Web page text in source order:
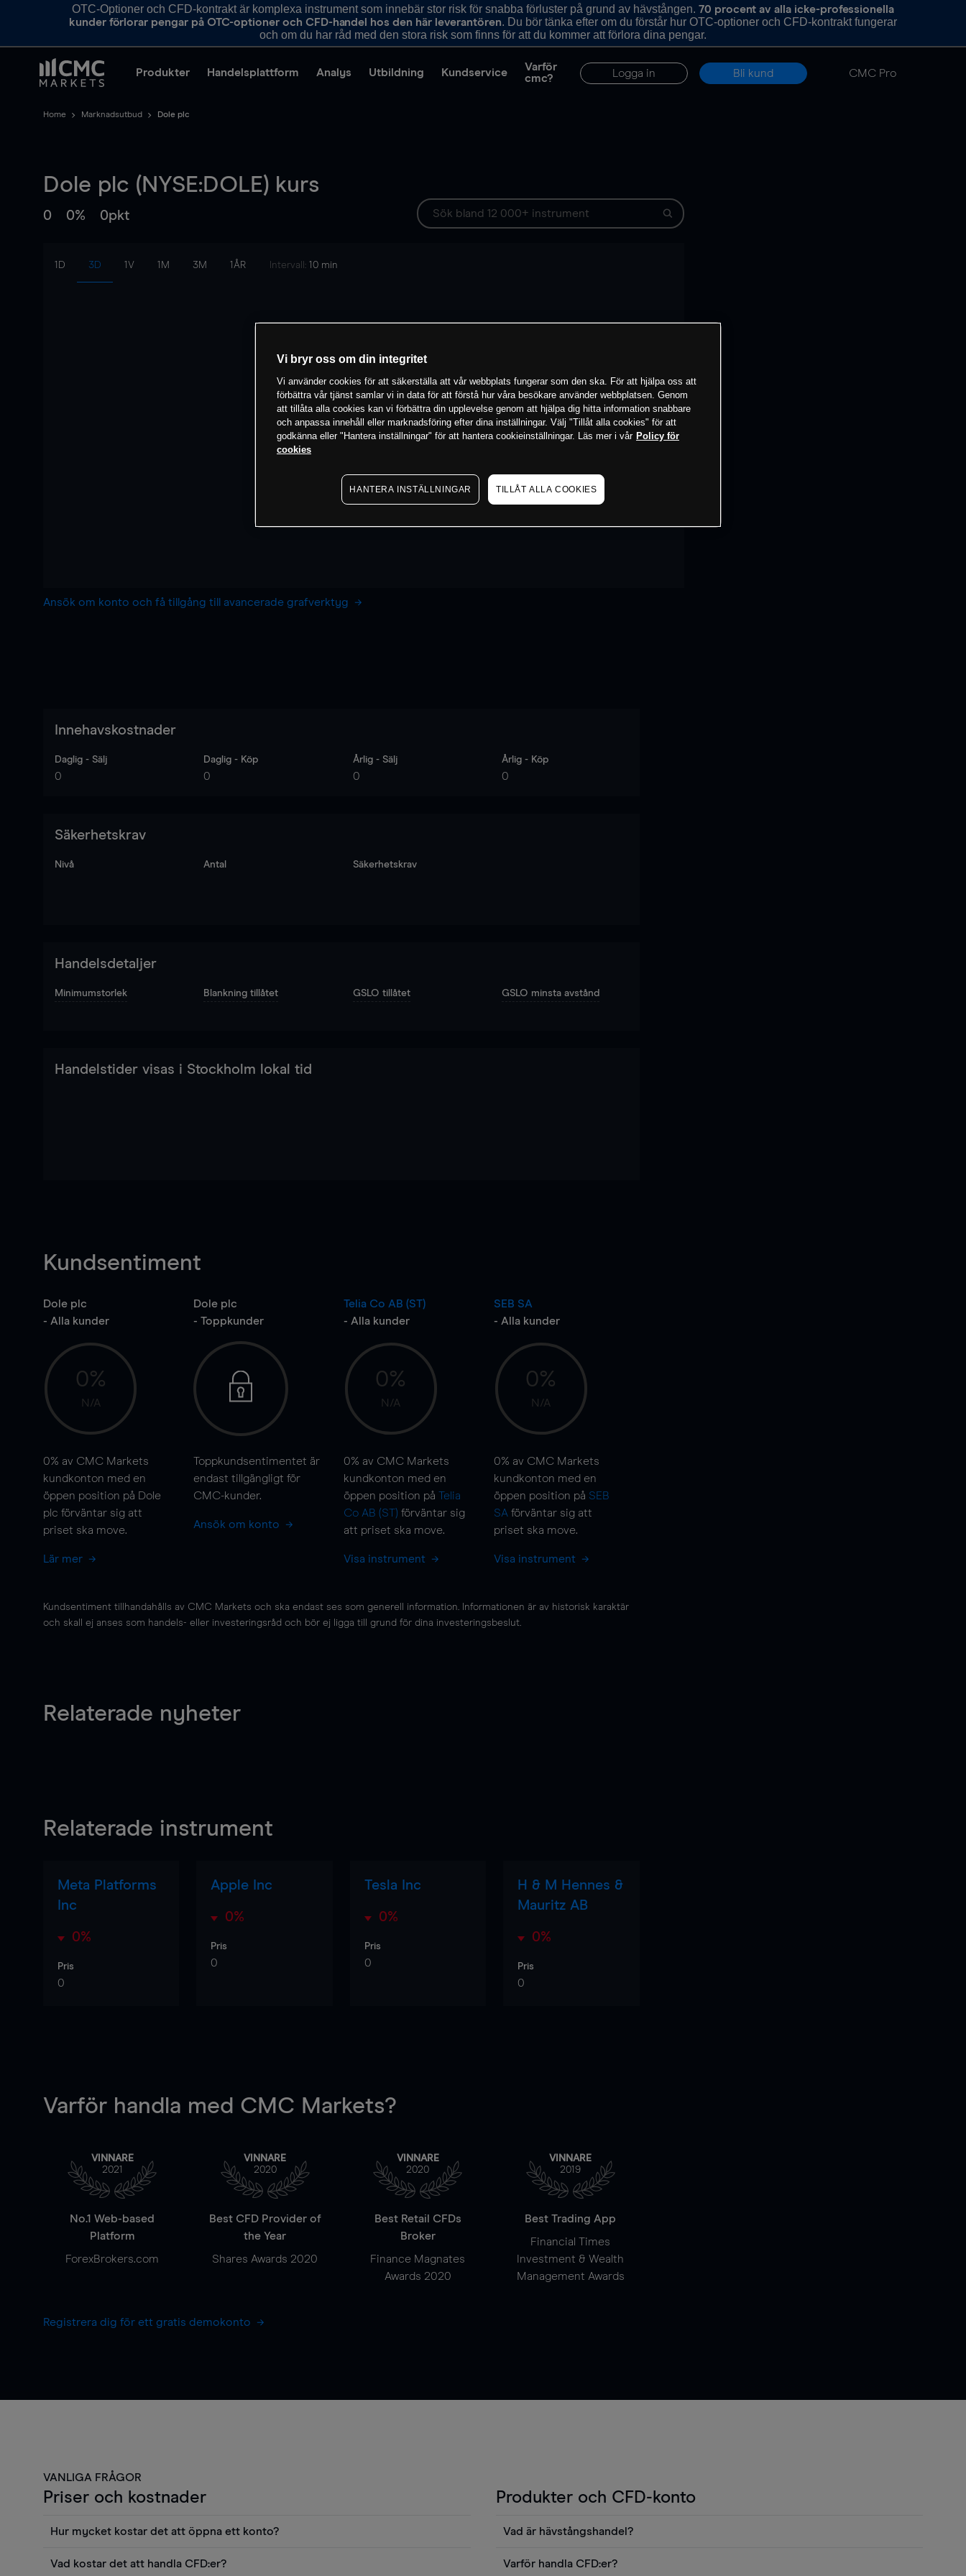
OTC-Optioner och CFD-kontrakt är komplexa instrument som innebär stor risk för snabba förluster på grund av hävstången. 70 procent av alla icke-professionella
kunder förlorar pengar på OTC-optioner och CFD-handel hos den här leverantören. Du bör tänka efter om du förstår hur OTC-optioner och CFD-kontrakt fungerar
och om du har råd med den stora risk som finns för att du kommer att förlora dina pengar.
Produkter Handelsplattform Analys Utbildning Kundservice
Varför
cmc?
Logga in Bli kund CMC Pro
Home Marknadsutbud Dole plc
Dole plc (NYSE:DOLE) kurs
0 0% 0pkt
1D 3D 1V 1M 3M 1ÅR Intervall: 10 min
Ansök om konto och få tillgång till avancerade grafverktyg
Innehavskostnader
Daglig - Sälj
0
Daglig - Köp
0
Årlig - Sälj
0
Årlig - Köp
0
Säkerhetskrav
Nivå Antal Säkerhetskrav
Handelsdetaljer
Minimumstorlek Blankning tillåtet GSLO tillåtet GSLO minsta avstånd
Handelstider visas i Stockholm lokal tid
Kundsentiment
Dole plc
- Alla kunder
0%
N/A
0% av CMC Markets
kundkonton med en
öppen position på Dole
plc förväntar sig att
priset ska move.
Lär mer
Dole plc
- Toppkunder
Toppkundsentimentet är
endast tillgängligt för
CMC-kunder.
Ansök om konto
Telia Co AB (ST)
- Alla kunder
0%
N/A
0% av CMC Markets
kundkonton med en
öppen position på Telia
Co AB (ST) förväntar sig
att priset ska move.
Visa instrument
SEB SA
- Alla kunder
0%
N/A
0% av CMC Markets
kundkonton med en
öppen position på SEB
SA förväntar sig att
priset ska move.
Visa instrument
Kundsentiment tillhandahålls av CMC Markets och ska endast ses som generell information. Informationen är av historisk karaktär
och skall ej anses som handels- eller investeringsråd och bör ej ligga till grund för dina investeringsbeslut.
Relaterade nyheter
Relaterade instrument
Meta Platforms
Inc
0%
Pris
0
Apple Inc
0%
Pris
0
Tesla Inc
0%
Pris
0
H & M Hennes &
Mauritz AB
0%
Pris
0
Varför handla med CMC Markets?
VINNARE
2021
No.1 Web-based
Platform
ForexBrokers.com
VINNARE
2020
Best CFD Provider of
the Year
Shares Awards 2020
VINNARE
2020
Best Retail CFDs
Broker
Finance Magnates
Awards 2020
VINNARE
2019
Best Trading App
Financial Times
Investment & Wealth
Management Awards
Registrera dig för ett gratis demokonto
VANLIGA FRÅGOR
Priser och kostnader
Hur mycket kostar det att öppna ett konto?
Vad kostar det att handla CFD:er?
Produkter och CFD-konto
Vad är hävstångshandel?
Varför handla CFD:er?
Vi bryr oss om din integritet
Vi använder cookies för att säkerställa att vår webbplats fungerar som den ska. För att hjälpa oss att
förbättra vår tjänst samlar vi in data för att förstå hur våra besökare använder webbplatsen. Genom
att tillåta alla cookies kan vi förbättra din upplevelse genom att hjälpa dig hitta information snabbare
och anpassa innehåll eller marknadsföring efter dina inställningar. Välj "Tillåt alla cookies" för att
godkänna eller "Hantera inställningar" för att hantera cookieinställningar. Läs mer i vår Policy för
cookies
HANTERA INSTÄLLNINGAR TILLÅT ALLA COOKIES